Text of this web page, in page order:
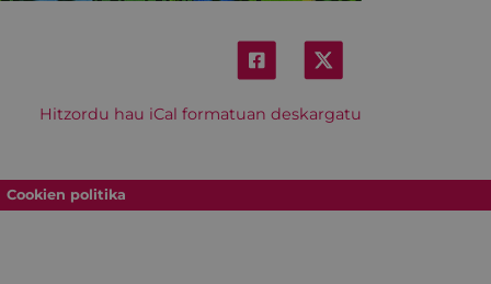
Hitzordu hau iCal formatuan deskargatu
Cookien politika